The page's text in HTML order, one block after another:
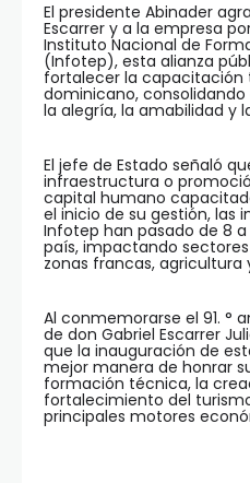
El presidente Abinader
Escarrer y a la empresa
Instituto Nacional de
(Infotep), esta alianza
fortalecer la
dominicano,
la alegría, la amabilidad y
El jefe de Estado señaló
infraestructura o
capital humano
el inicio de su gestión, las
Infotep han pasado de 8
país, impactando
zonas francas, agricultura
Al conmemorarse el 91. °
de don Gabriel Escarrer
que la inauguración de
mejor manera de honrar
formación técnica, la
fortalecimiento del
principales motores